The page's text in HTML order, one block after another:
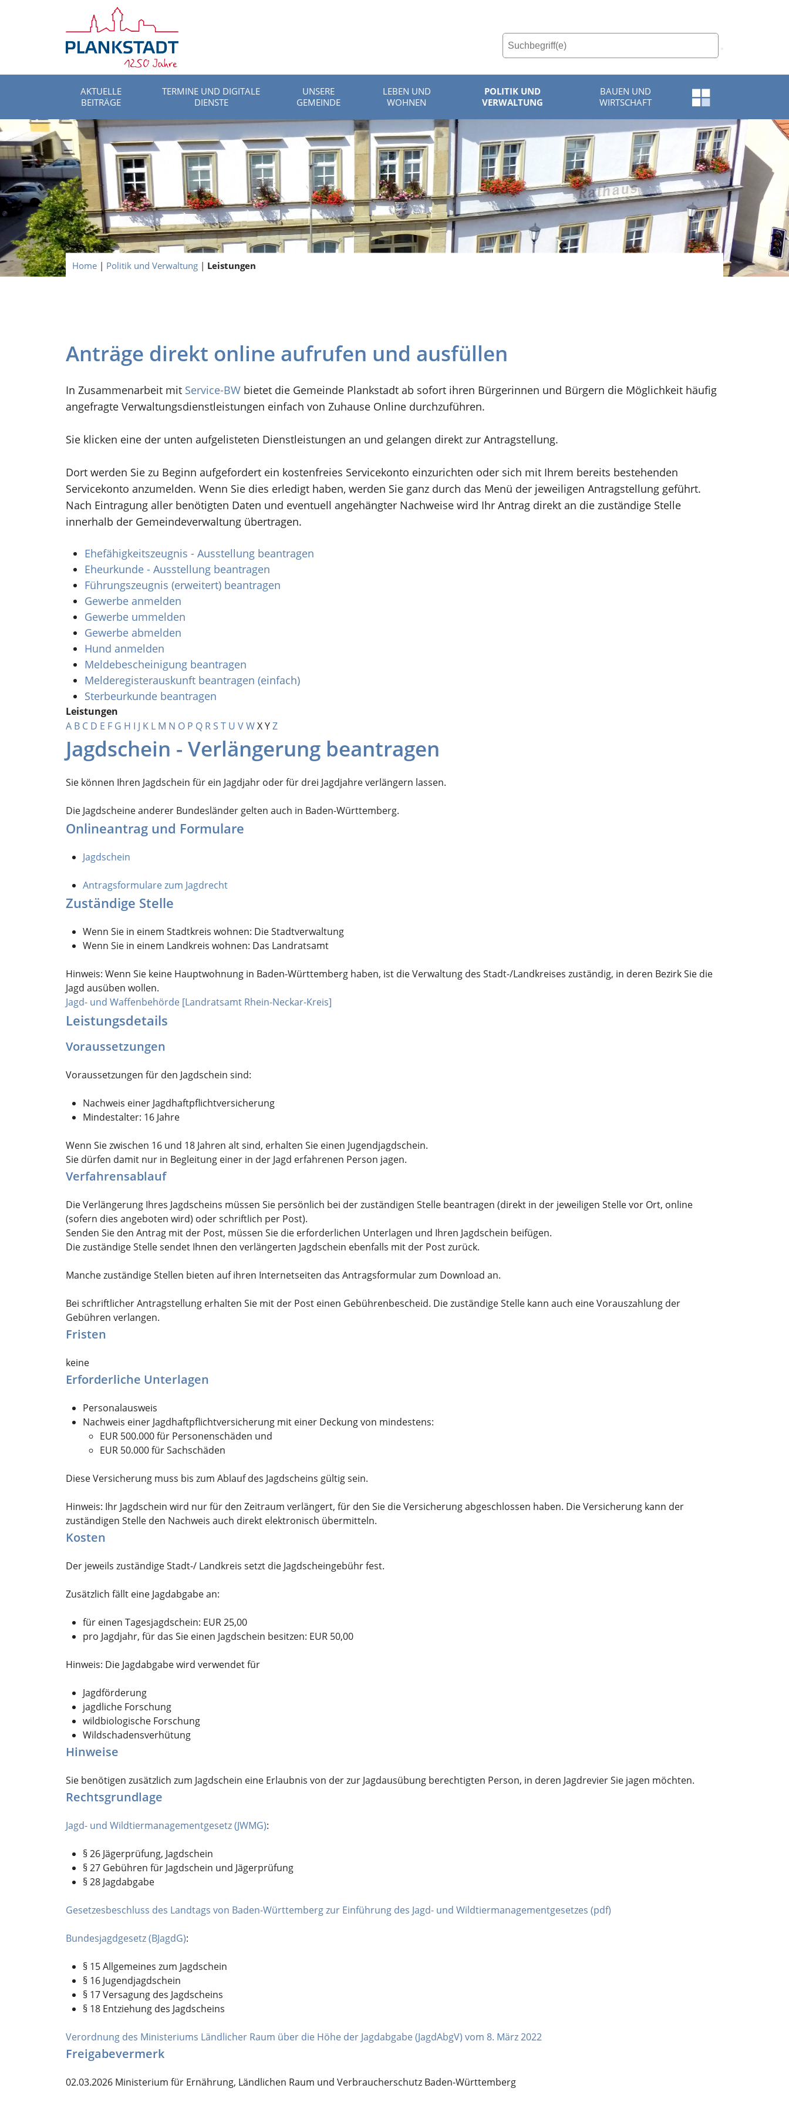
AKTUELLE
BEITRÄGE
TERMINE UND DIGITALE
DIENSTE
UNSERE
GEMEINDE
LEBEN UND
WOHNEN
POLITIK UND
VERWALTUNG
BAUEN UND
WIRTSCHAFT
Schnellzugriff-
Menü
öffnen
Home | Politik und Verwaltung | Leistungen
Anträge direkt online aufrufen und ausfüllen
In Zusammenarbeit mit Service-BW bietet die Gemeinde Plankstadt ab sofort ihren Bürgerinnen und Bürgern die Möglichkeit häufig
angefragte Verwaltungsdienstleistungen einfach von Zuhause Online durchzuführen.
Sie klicken eine der unten aufgelisteten Dienstleistungen an und gelangen direkt zur Antragstellung.
Dort werden Sie zu Beginn aufgefordert ein kostenfreies Servicekonto einzurichten oder sich mit Ihrem bereits bestehenden
Servicekonto anzumelden. Wenn Sie dies erledigt haben, werden Sie ganz durch das Menü der jeweiligen Antragstellung geführt.
Nach Eintragung aller benötigten Daten und eventuell angehängter Nachweise wird Ihr Antrag direkt an die zuständige Stelle
innerhalb der Gemeindeverwaltung übertragen.
Ehefähigkeitszeugnis - Ausstellung beantragen
Eheurkunde - Ausstellung beantragen
Führungszeugnis (erweitert) beantragen
Gewerbe anmelden
Gewerbe ummelden
Gewerbe abmelden
Hund anmelden
Meldebescheinigung beantragen
Melderegisterauskunft beantragen (einfach)
Sterbeurkunde beantragen
Leistungen
A B C D E F G H I J K L M N O P Q R S T U VWXYZ
Jagdschein - Verlängerung beantragen
Sie können Ihren Jagdschein für ein Jagdjahr oder für drei Jagdjahre verlängern lassen.
Die Jagdscheine anderer Bundesländer gelten auch in Baden-Württemberg.
Onlineantrag und Formulare
Jagdschein
Antragsformulare zum Jagdrecht
Zuständige Stelle
Wenn Sie in einem Stadtkreis wohnen: Die Stadtverwaltung
Wenn Sie in einem Landkreis wohnen: Das Landratsamt
Hinweis: Wenn Sie keine Hauptwohnung in Baden-Württemberg haben, ist die Verwaltung des Stadt-/Landkreises zuständig, in deren Bezirk Sie die
Jagd ausüben wollen.
Jagd- und Waffenbehörde [Landratsamt Rhein-Neckar-Kreis]
Leistungsdetails
Voraussetzungen
Voraussetzungen für den Jagdschein sind:
Nachweis einer Jagdhaftpflichtversicherung
Mindestalter: 16 Jahre
Wenn Sie zwischen 16 und 18 Jahren alt sind, erhalten Sie einen Jugendjagdschein.
Sie dürfen damit nur in Begleitung einer in der Jagd erfahrenen Person jagen.
Verfahrensablauf
Die Verlängerung Ihres Jagdscheins müssen Sie persönlich bei der zuständigen Stelle beantragen (direkt in der jeweiligen Stelle vor Ort, online
(sofern dies angeboten wird) oder schriftlich per Post).
Senden Sie den Antrag mit der Post, müssen Sie die erforderlichen Unterlagen und Ihren Jagdschein beifügen.
Die zuständige Stelle sendet Ihnen den verlängerten Jagdschein ebenfalls mit der Post zurück.
Manche zuständige Stellen bieten auf ihren Internetseiten das Antragsformular zum Download an.
Bei schriftlicher Antragstellung erhalten Sie mit der Post einen Gebührenbescheid. Die zuständige Stelle kann auch eine Vorauszahlung der
Gebühren verlangen.
Fristen
keine
Erforderliche Unterlagen
Personalausweis
Nachweis einer Jagdhaftpflichtversicherung mit einer Deckung von mindestens:
EUR 500.000 für Personenschäden und
EUR 50.000 für Sachschäden
Diese Versicherung muss bis zum Ablauf des Jagdscheins gültig sein.
Hinweis: Ihr Jagdschein wird nur für den Zeitraum verlängert, für den Sie die Versicherung abgeschlossen haben. Die Versicherung kann der
zuständigen Stelle den Nachweis auch direkt elektronisch übermitteln.
Kosten
Der jeweils zuständige Stadt-/ Landkreis setzt die Jagdscheingebühr fest.
Zusätzlich fällt eine Jagdabgabe an:
für einen Tagesjagdschein: EUR 25,00
pro Jagdjahr, für das Sie einen Jagdschein besitzen: EUR 50,00
Hinweis: Die Jagdabgabe wird verwendet für
Jagdförderung
jagdliche Forschung
wildbiologische Forschung
Wildschadensverhütung
Hinweise
Sie benötigen zusätzlich zum Jagdschein eine Erlaubnis von der zur Jagdausübung berechtigten Person, in deren Jagdrevier Sie jagen möchten.
Rechtsgrundlage
Jagd- und Wildtiermanagementgesetz (JWMG):
§ 26 Jägerprüfung, Jagdschein
§ 27 Gebühren für Jagdschein und Jägerprüfung
§ 28 Jagdabgabe
Gesetzesbeschluss des Landtags von Baden-Württemberg zur Einführung des Jagd- und Wildtiermanagementgesetzes (pdf)
Bundesjagdgesetz (BJagdG):
§ 15 Allgemeines zum Jagdschein
§ 16 Jugendjagdschein
§ 17 Versagung des Jagdscheins
§ 18 Entziehung des Jagdscheins
Verordnung des Ministeriums Ländlicher Raum über die Höhe der Jagdabgabe (JagdAbgV) vom 8. März 2022
Freigabevermerk
02.03.2026 Ministerium für Ernährung, Ländlichen Raum und Verbraucherschutz Baden-Württemberg